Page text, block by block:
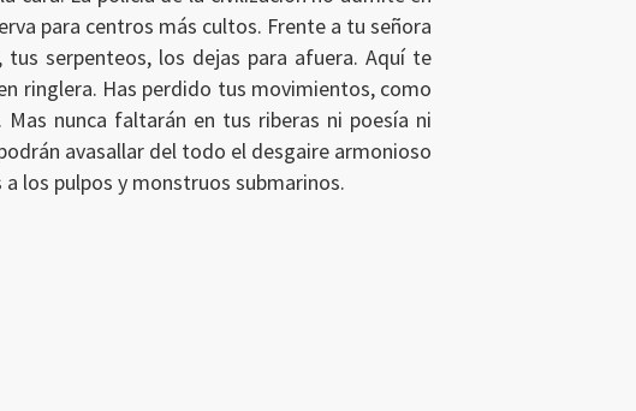
para centros más cultos. Frente a tu señora
serpenteos, los dejas para afuera. Aquí te
ringlera. Has perdido tus movimientos, como
nunca faltarán en tus riberas ni poesía ni
avasallar del todo el desgaire armonioso
los pulpos y monstruos submarinos.